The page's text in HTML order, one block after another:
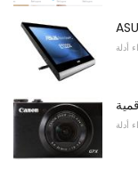
أدلة
أدلة